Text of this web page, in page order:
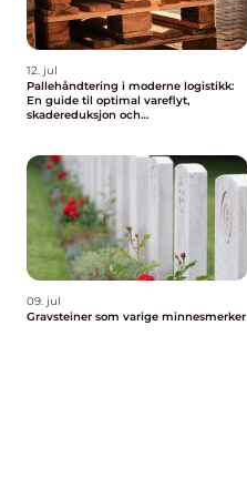
12. jul
Pallehåndtering i moderne logistikk:
En guide til optimal vareflyt,
skadereduksjon och
09. jul
Gravsteiner som varige minnesmerker